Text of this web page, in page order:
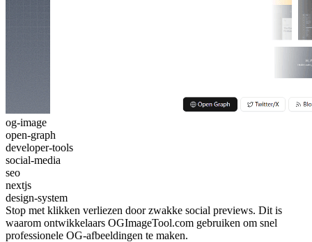
og-image
open-graph
developer-tools
social-media
seo
nextjs
design-system
Stop met klikken verliezen door zwakke social previews. Dit is
waarom ontwikkelaars OGImageTool.com gebruiken om snel
professionele OG-afbeeldingen te maken.